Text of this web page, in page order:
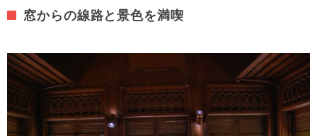
窓からの線路と景色を満喫